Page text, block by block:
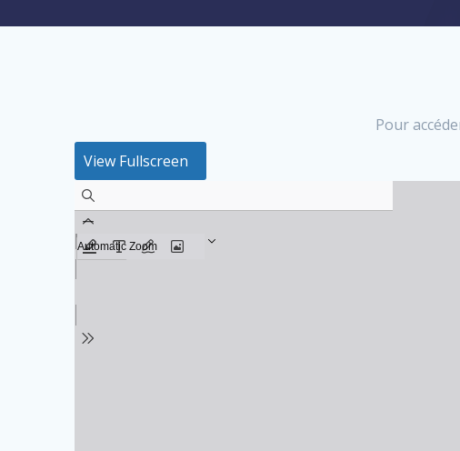
Pour
View Fullscreen